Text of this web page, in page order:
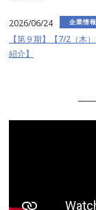
2026/06/24 企業情報
【第９期】【7/2（木
紹介】